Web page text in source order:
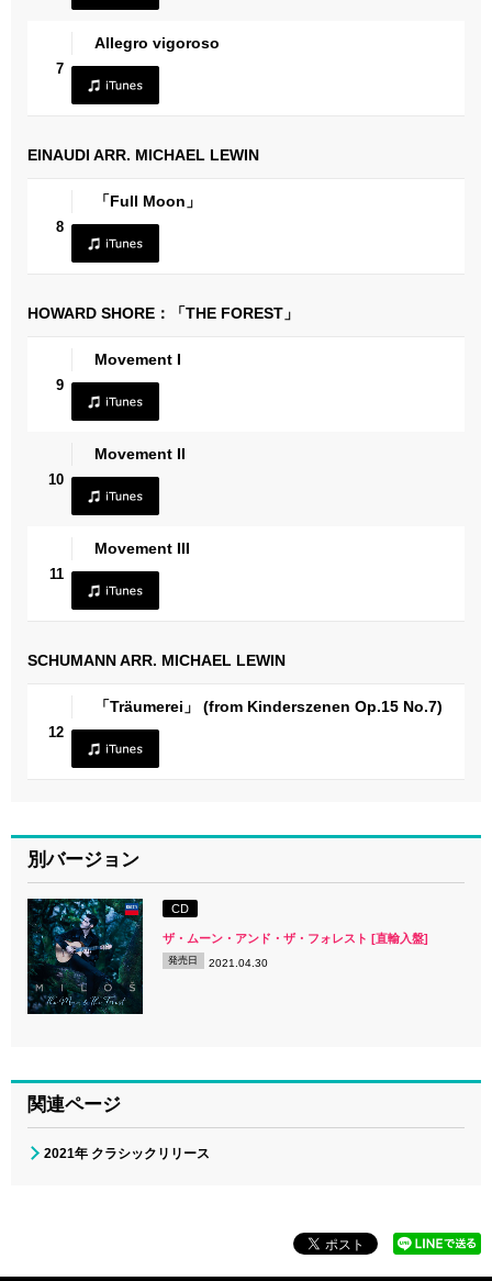
7
Allegro vigoroso
EINAUDI ARR. MICHAEL LEWIN
8
「Full Moon」
HOWARD SHORE：「THE FOREST」
9
Movement I
10
Movement II
11
Movement III
SCHUMANN ARR. MICHAEL LEWIN
12
「Träumerei」 (from Kinderszenen Op.15 No.7)
別バージョン
CD
ザ・ムーン・アンド・ザ・フォレスト [直輸入盤]
発売日 2021.04.30
関連ページ
2021年 クラシックリリース